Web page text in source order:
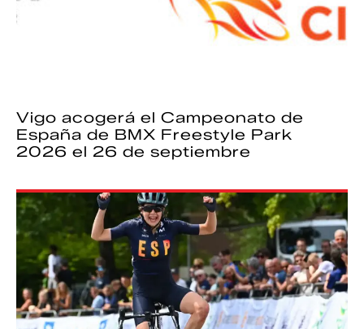
Vigo acogerá el Campeonato de
España de BMX Freestyle Park
2026 el 26 de septiembre